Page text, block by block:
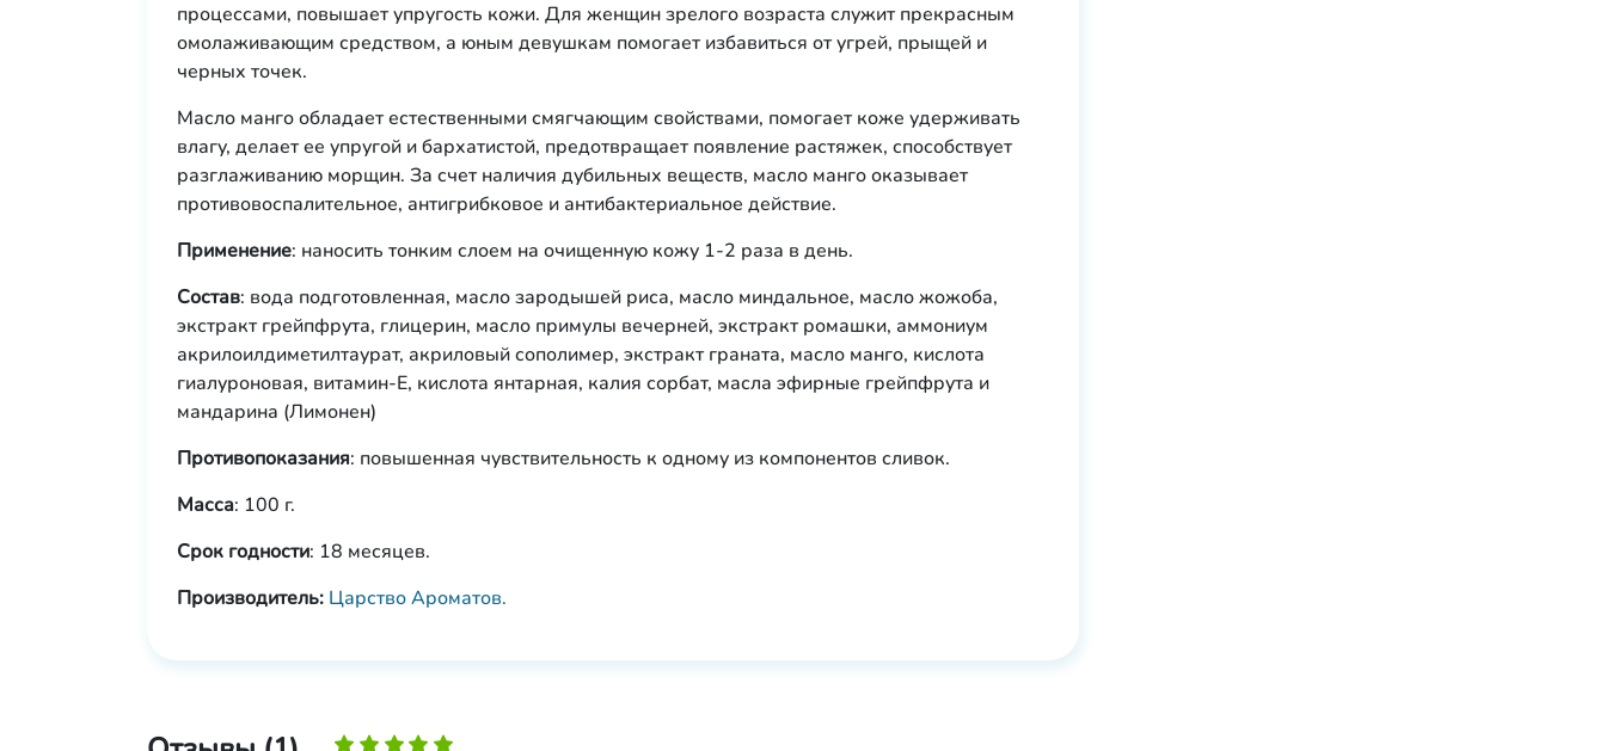
процессами, повышает упругость кожи. Для женщин зрелого возраста служит прекрасным
омолаживающим средством, а юным девушкам помогает избавиться от угрей, прыщей и
черных точек.
Масло манго обладает естественными смягчающим свойствами, помогает коже удерживать
влагу, делает ее упругой и бархатистой, предотвращает появление растяжек, способствует
разглаживанию морщин. За счет наличия дубильных веществ, масло манго оказывает
противовоспалительное, антигрибковое и антибактериальное действие.
Применение: наносить тонким слоем на очищенную кожу 1-2 раза в день.
Состав: вода подготовленная, масло зародышей риса, масло миндальное, масло жожоба,
экстракт грейпфрута, глицерин, масло примулы вечерней, экстракт ромашки, аммониум
акрилоилдиметилтаурат, акриловый сополимер, экстракт граната, масло манго, кислота
гиалуроновая, витамин-Е, кислота янтарная, калия сорбат, масла эфирные грейпфрута и
мандарина (Лимонен)
Противопоказания: повышенная чувствительность к одному из компонентов сливок.
Масса: 100 г.
Срок годности: 18 месяцев.
Производитель: Царство Ароматов.